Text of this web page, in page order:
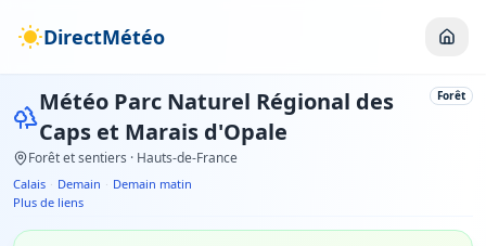
DirectMétéo
Météo Parc Naturel Régional des
Caps et Marais d'Opale
Forêt et sentiers · Hauts-de-France
Forêt
Calais · Demain · Demain matin
Plus de liens